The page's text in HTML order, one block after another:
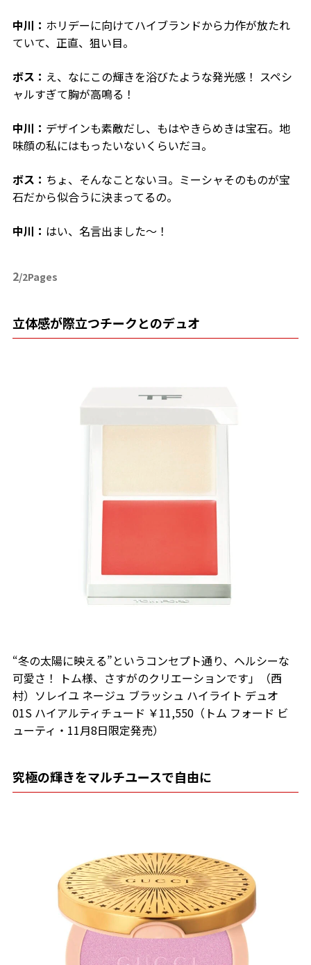
中川： ホリデーに向けてハイブランドから力作が放たれ
ていて、正直、狙い目。
ボス： え、なにこの輝きを浴びたような発光感！ スペシ
ャルすぎて胸が高鳴る！
中川： デザインも素敵だし、もはやきらめきは宝石。地
味顔の私にはもったいないくらいだヨ。
ボス： ちょ、そんなことないヨ。ミーシャそのものが宝
石だから似合うに決まってるの。
中川： はい、名言出ました〜！
2/2Pages
立体感が際立つチークとのデュオ
“冬の太陽に映える”というコンセプト通り、ヘルシーな
可愛さ！ トム様、さすがのクリエーションです」（西
村）ソレイユ ネージュ ブラッシュ ハイライト デュオ
01S ハイアルティチュード ￥11,550（トム フォード ビ
ューティ・11月8日限定発売）
究極の輝きをマルチユースで自由に